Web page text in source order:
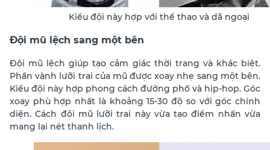
Kiểu đội này hợp với thể thao và dã ngoại
Đội mũ lệch sang một bên
Đội mũ lệch giúp tạo cảm giác thời trang và khác biệt.
Phần vành lưỡi trai của mũ được xoay nhẹ sang một bên.
Kiểu đội này hợp phong cách đường phố và hip-hop. Góc
xoay phù hợp nhất là khoảng 15-30 độ so với góc chính
diện. Cách đội mũ lưỡi trai này vừa tạo điểm nhấn vừa
mang lại nét thanh lịch.